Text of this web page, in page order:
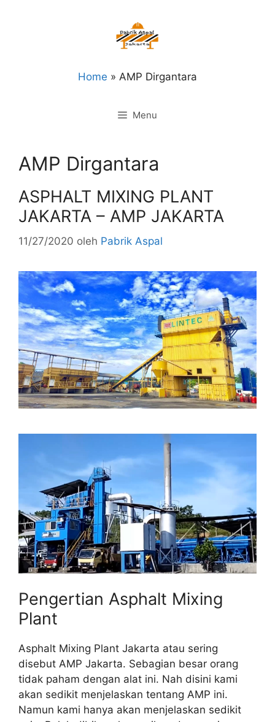
Home » AMP Dirgantara
Menu
AMP Dirgantara
ASPHALT MIXING PLANT
JAKARTA – AMP JAKARTA
11/27/2020 oleh Pabrik Aspal
Pengertian Asphalt Mixing
Plant
Asphalt Mixing Plant Jakarta atau sering
disebut AMP Jakarta. Sebagian besar orang
tidak paham dengan alat ini. Nah disini kami
akan sedikit menjelaskan tentang AMP ini.
Namun kami hanya akan menjelaskan sedikit